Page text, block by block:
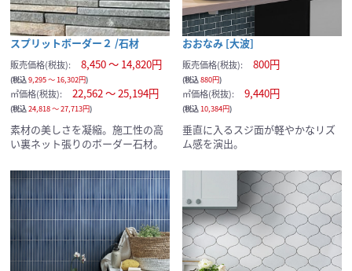
スプリットボーダー２ /石材
販売価格(税抜): 8,450 ～ 14,820円
(税込9,295 ～ 16,302円)
㎡価格(税抜): 22,562 ～ 25,194円
(税込24,818 ～ 27,713円)
素材の美しさを凝縮。施工性の高
い裏ネット張りのボーダー石材。
おおなみ [大波]
販売価格(税抜): 800円
(税込880円)
㎡価格(税抜): 9,440円
(税込10,384円)
垂直に入るスジ面が軽やかなリズ
ム感を演出。